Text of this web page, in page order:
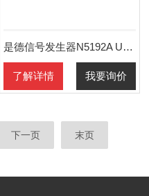
是德信号发生器N5192A UXG X 系列
了解详情 我要询价
下一页 末页